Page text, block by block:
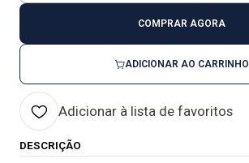
ADICIONAR AO CARRINHO
COMPRAR AGORA
Adicionar à lista de favoritos
DESCRIÇÃO